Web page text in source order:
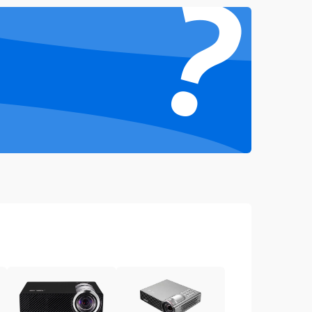
Подробнее →
Подробнее →
?